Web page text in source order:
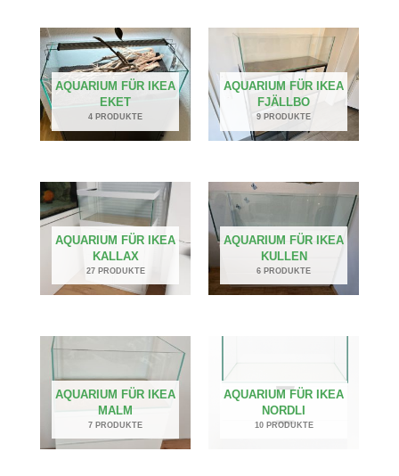
AQUARIUM FÜR IKEA
EKET
4 PRODUKTE
AQUARIUM FÜR IKEA
FJÄLLBO
9 PRODUKTE
AQUARIUM FÜR IKEA
KALLAX
27 PRODUKTE
AQUARIUM FÜR IKEA
KULLEN
6 PRODUKTE
AQUARIUM FÜR IKEA
MALM
7 PRODUKTE
AQUARIUM FÜR IKEA
NORDLI
10 PRODUKTE